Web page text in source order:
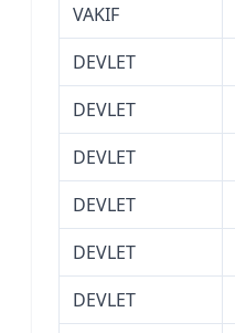
VAKIF
DEVLET
DEVLET
DEVLET
DEVLET
DEVLET
DEVLET